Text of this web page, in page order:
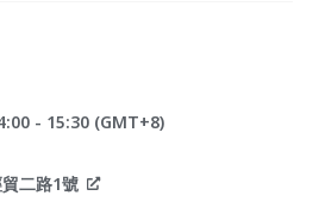
- 15:30 (GMT+8)
二路1號